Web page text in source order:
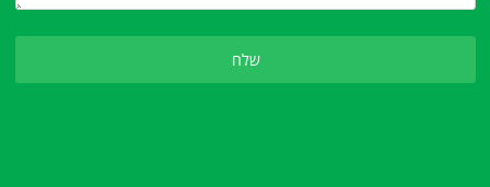
Please leave this field empty.